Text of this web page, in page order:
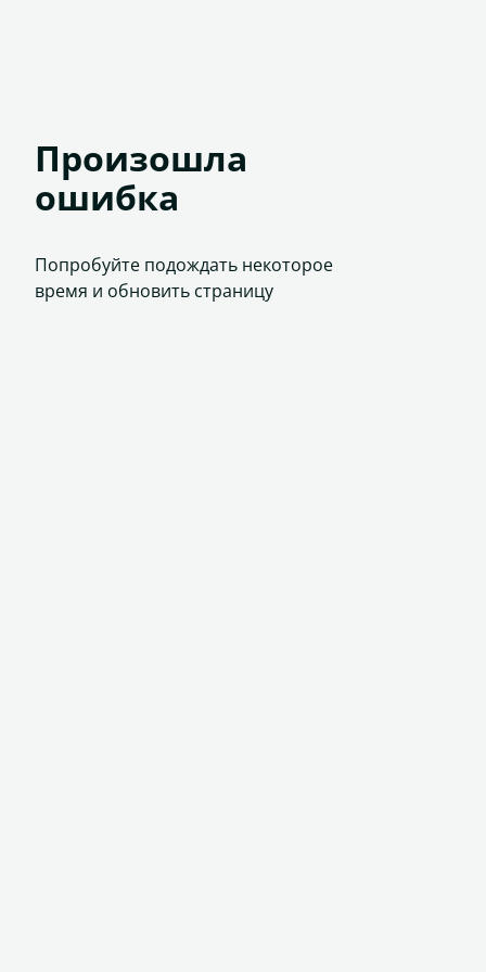
Произошла
ошибка
Попробуйте подождать некоторое
время и обновить страницу